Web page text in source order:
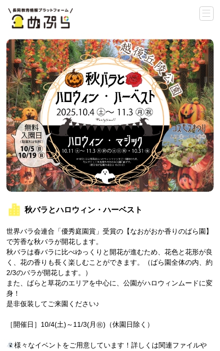
秋バラとハロウィン・ハーベスト
世界バラ会連合「優秀庭園賞」受賞の【なおがおか香りのばら園】
で芳香な秋バラが開花します。
秋バラは春バラに比べゆっくりと開花が進むため、花色と花形が良
く、花の香りも長く楽しむことができます。（ばら園全体の内、約
2/3のバラが開花します。）
また、ばらと草花のエリアを中心に、公園がハロウィンムードに変
身！
是非仮装してご来園ください♪
［開催日］10/4(土)～11/3(月㊗)（休園日除く）
様々なイベントをご用意しています！詳しくは関連ファイルや